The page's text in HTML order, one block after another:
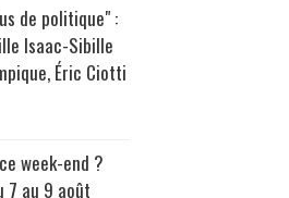
de politique" :
Isaac-Sibille
Éric Ciotti
week-end ?
7 au 9 août